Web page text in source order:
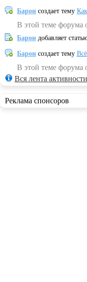
Барон создает тему
В этой теме форума
Барон добавляет
Барон создает тему
В этой теме форума
Вся лента активности
Реклама спонсоров